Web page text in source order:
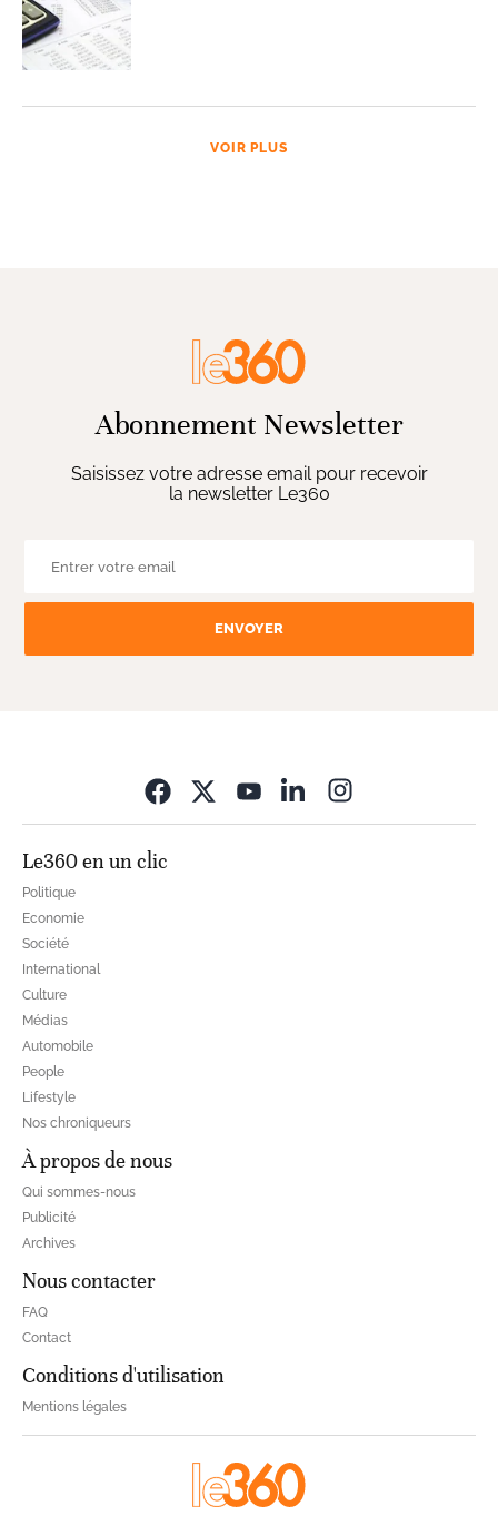
VOIR PLUS
Abonnement Newsletter
Saisissez votre adresse email pour recevoir
la newsletter Le360
ENVOYER
Le360 en un clic
Politique
Economie
Société
International
Culture
Médias
Automobile
People
Lifestyle
Nos chroniqueurs
À propos de nous
Qui sommes-nous
Publicité
Archives
Nous contacter
FAQ
Contact
Conditions d'utilisation
Mentions légales